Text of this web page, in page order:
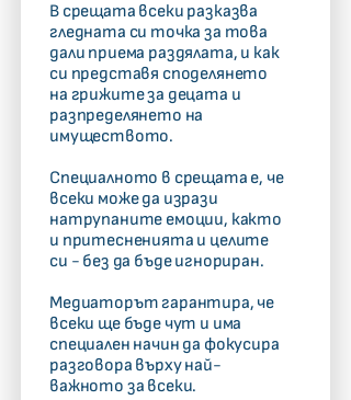
В срещата всеки разказва
гледната си точка за това
дали приема раздялата, и как
си представя споделянето
на грижите за децата и
разпределянето на
имуществото.
Специалното в срещата е, че
всеки може да изрази
натрупаните емоции, както
и притесненията и целите
си - без да бъде игнориран.
Медиаторът гарантира, че
всеки ще бъде чут и има
специален начин да фокусира
разговора върху най-
важното за всеки.